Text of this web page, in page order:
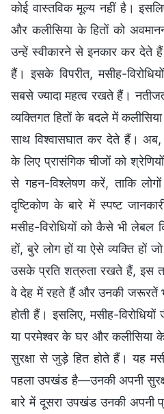
कोई वास्तविक मूल्य नहीं है।
और कलीसिया के हितों को
उन्हें स्वीकारने से इनकार कर देते
हैं। इसके विपरीत, मसीह-
सबसे ज्यादा महत्व रखते हैं।
व्यक्तिगत हितों के बदले में
साथ विश्वासघात कर देते हैं। अब,
के लिए प्रासंगिक चीजों को
से गहन-विश्लेषण करें, ताकि
दृष्टिकोण के बारे में स्पष्ट
मसीह-विरोधियों को कैसे भी लेबल
हों, बुरे लोग हों या ऐसे व्यक्ति हों
उसके प्रति शत्रुता रखते हैं, इस
वे देह में रहते हैं और उनकी जरूरतें भी
होती हैं। इसलिए, मसीह-
या परमेश्वर के घर और कलीसिया
सुरक्षा से जुड़े हित होते हैं। यह
पहला उपखंड है—उनकी अपनी
बारे में दूसरा उपखंड उनकी अपनी